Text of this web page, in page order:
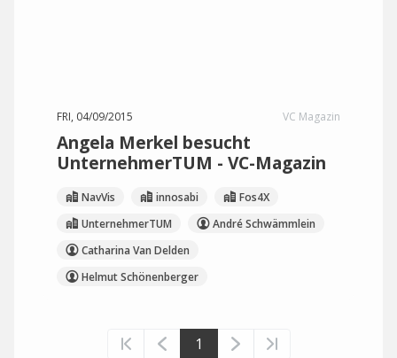
FRI, 04/09/2015 VC Magazin
Angela Merkel besucht
UnternehmerTUM - VC-Magazin
NavVis innosabi
Fos4X
UnternehmerTUM
André Schwämmlein
Catharina Van Delden
Helmut Schönenberger
1